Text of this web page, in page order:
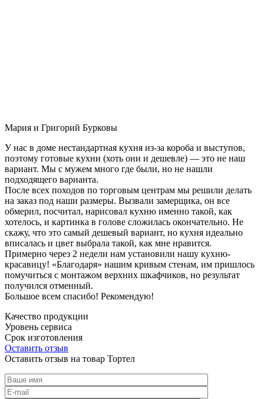
Мария и Григорий Бурковы
У нас в доме нестандартная кухня из-за короба и выступов,
поэтому готовые кухни (хоть они и дешевле) — это не наш
вариант. Мы с мужем много где были, но не нашли
подходящего варианта.
После всех походов по торговым центрам мы решили делать
на заказ под наши размеры. Вызвали замерщика, он все
обмерил, посчитал, нарисовал кухню именно такой, как
хотелось, и картинка в голове сложилась окончательно. Не
скажу, что это самый дешевый вариант, но кухня идеально
вписалась и цвет выбрала такой, как мне нравится.
Примерно через 2 недели нам установили нашу кухню-
красавицу! «Благодаря» нашим кривым стенам, им пришлось
помучиться с монтажом верхних шкафчиков, но результат
получился отменный.
Большое всем спасибо! Рекомендую!
Качество продукции
Уровень сервиса
Срок изготовления
Оставить отзыв
Оставить отзыв на товар Тортел